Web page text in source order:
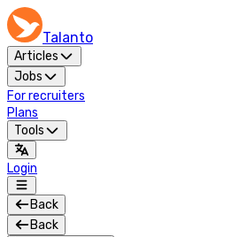
Talanto
Articles
Jobs
For recruiters
Plans
Tools
Login
Back
Back